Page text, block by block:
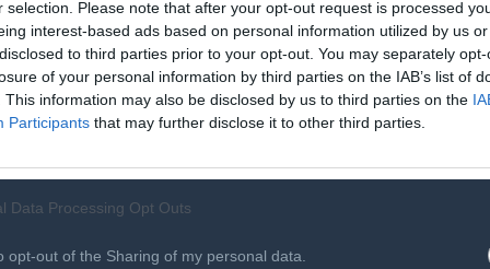
selection. Please note that after your opt-out request is processed
interest-based ads based on personal information utilized by us
to third parties prior to your opt-out. You may separately
of your personal information by third parties on the IAB’s list of
This information may also be disclosed by us to third parties on the
Participants that may further disclose it to other third parties.
Data Processing Opt Outs
opt-out of the Sharing of my personal data.
Η τεχνολογία είναι ένα εργαλείο· η κατεύθυνση που
πρόθεση των ανθρώπων που τη διαχειρίζονται.
σας, τι θα λέγατε στον εαυτό σας και τι θα
ανταποκρίνομαι σε όλα και σε όλους, δεν είναι ένδειξη
και ουσιαστικής εμβάθυνσης. Η διαδρομή
να αποδεικνύουμε διαρκώς την αξία μας μπορεί να